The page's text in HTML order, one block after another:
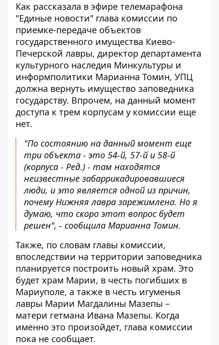
Как рассказала в эфире телемарафона
"Единые новости" глава комиссии по
приемке-передаче объектов
государственного имущества Киево-
Печерской лавры, директор департамента
культурного наследия Минкультуры и
информполитики Марианна Томин, УПЦ
должна вернуть имущество заповедника
государству. Впрочем, на данный момент
доступа к трем корпусам у комиссии еще
нет.
"По состоянию на данный момент еще
три объекта - это 54-й, 57-й и 58-й
(корпуса - Ред.) - там находятся
неизвестные забаррикадировавшиеся
люди, и это является одной из причин,
почему Нижняя лавра зарежимлена. Но я
думаю, что скоро этот вопрос будет
решен", - сообщила Марианна Томин.
Также, по словам главы комиссии,
впоследствии на территории заповедника
планируется построить новый храм. Это
будет храм Марии, в честь погибших в
Мариуполе, а также в честь игуменья
лавры Марии Магдалины Мазепы –
матери гетмана Ивана Мазепы. Когда
именно это произойдет, глава комиссии
пока не сообщает.